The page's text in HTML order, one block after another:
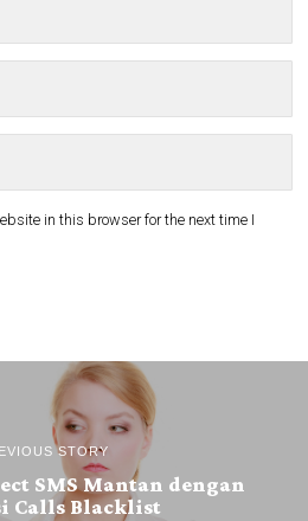
in this browser for the next time I
STORY
SMS Mantan dengan
Calls Blacklist